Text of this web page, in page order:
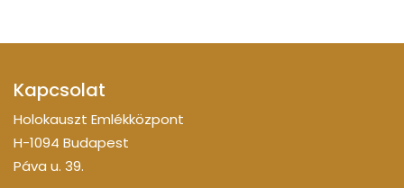
Kapcsolat
Holokauszt Emlékközpont
H-1094 Budapest
Páva u. 39.